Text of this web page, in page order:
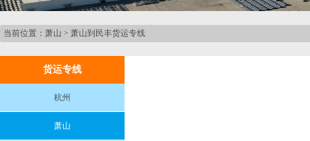
当前位置： 萧山 > 萧山到民丰货运专线
货运专线
杭州
萧山